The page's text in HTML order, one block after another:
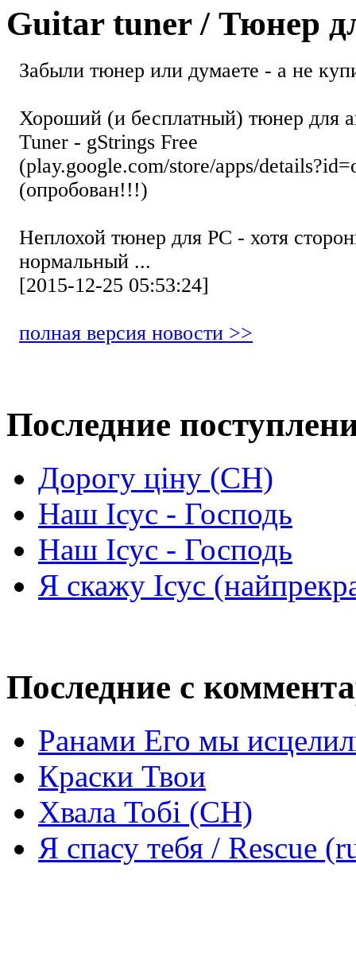
Guitar tuner / Тюнер
Забыли тюнер или думаете - а не
Хороший (и бесплатный) тюнер для
Tuner - gStrings Free
(play.google.com/store/apps/
(опробован!!!)
Неплохой тюнер для РС - хотя
нормальный ...
[2015-12-25 05:53:24]
полная версия новости >>
Последние
Дорогу ціну (СН)
Наш Ісус - Господь
Наш Ісус - Господь
Я скажу Ісус
Последние с
Ранами Его мы
Краски Твои
Хвала Тобі (СН)
Я спасу тебя / Rescue